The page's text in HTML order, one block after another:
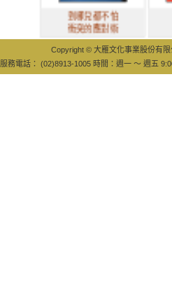
到哪兒都不怕
衝突的應對術
Copyright © 大雁文化事業股份有
服務電話： (02)8913-1005 時間：週一 ～ 週五